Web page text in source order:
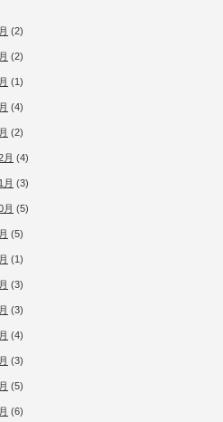
(2)
(2)
(1)
(4)
(2)
月 (4)
月 (3)
月 (5)
(5)
(1)
(3)
(3)
(4)
(3)
(5)
(6)